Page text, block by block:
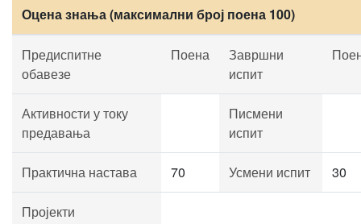
Оцена знања (максимални број поена 100)
Предиспитне
обавезе
Поена
Завршни
испит
Активности у току
предавања
Писмени
испит
Практична настава 70 Усмени испит 30
Пројекти